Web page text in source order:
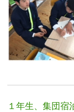
１年生、集団